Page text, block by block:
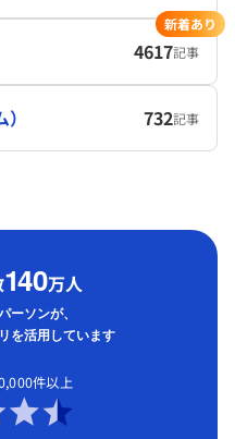
4617記事
新着あり
732記事
140万人
ーソンが、
を活用しています
件以上